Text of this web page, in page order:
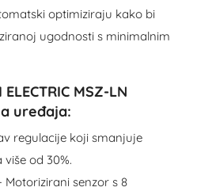
optimiziraju kako bi
ugodnosti s minimalnim
MSZ-LN
uređaja:
regulacije koji smanjuje
od 30%.
Motorizirani senzor s 8